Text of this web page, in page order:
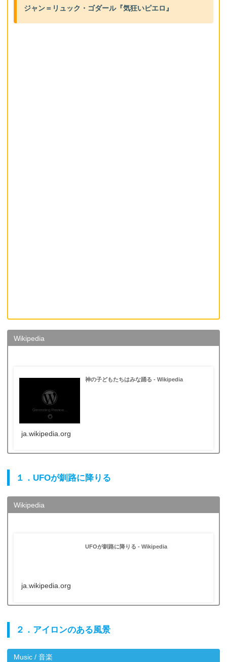
ジャン＝リュック・ゴダール『気狂いピエロ』
Wikipedia
神の子どもたちはみな踊る - Wikipedia
ja.wikipedia.org
１．UFOが釧路に降りる
Wikipedia
UFOが釧路に降りる - Wikipedia
ja.wikipedia.org
２．アイロンのある風景
Music / 音楽